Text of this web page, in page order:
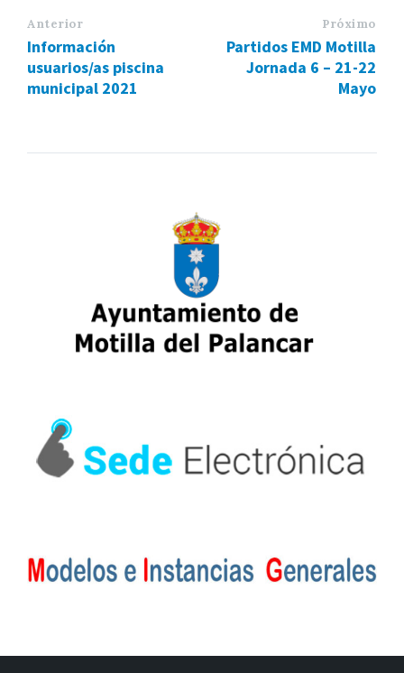
Anterior
Información
usuarios/as piscina
municipal 2021
Próximo
Partidos EMD Motilla
Jornada 6 – 21-22
Mayo